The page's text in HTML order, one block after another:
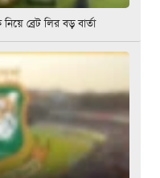
ব্রেট লির বড় বার্তা